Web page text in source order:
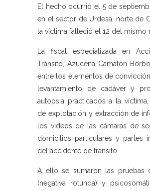
El hecho ocurrió el 5 de
en el sector de Urdesa, norte de
la víctima falleció el 12 del mismo
La fiscal especializada en
Tránsito, Azucena Camatón
entre los elementos de
levantamiento de cadáver y
autopsia practicados a la
de explotación y extracción de
los videos de las cámaras de
domicilios particulares y partes
del accidente de tránsito.
A ello se sumaron las pruebas
(negativa rotunda) y